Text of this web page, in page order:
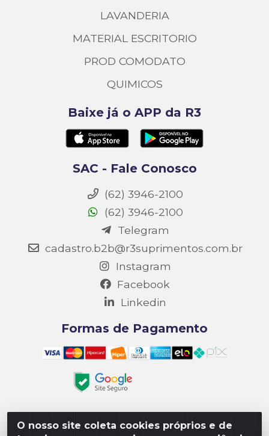
O nosso site coleta cookies próprios e de
LAVANDERIA
MATERIAL ESCRITORIO
PROD COMODATO
QUIMICOS
Baixe já o APP da R3
SAC - Fale Conosco
(62) 3946-2100
(62) 3946-2100
Telegram
cadastro.b2b@r3suprimentos.com.br
Instagram
Facebook
Linkedin
Formas de Pagamento
Matriz R3 Suprimentos - Rua 14, Polo Empresarial Goiás